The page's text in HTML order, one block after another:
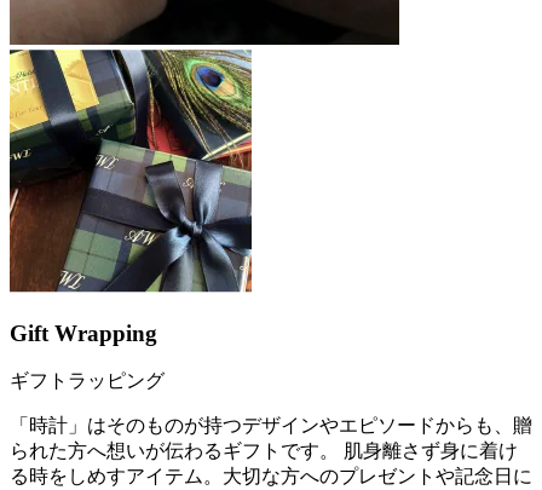
Gift Wrapping
ギフトラッピング
「時計」はそのものが持つデザインやエピソードからも、贈
られた方へ想いが伝わるギフトです。 肌身離さず身に着け
る時をしめすアイテム。大切な方へのプレゼントや記念日に